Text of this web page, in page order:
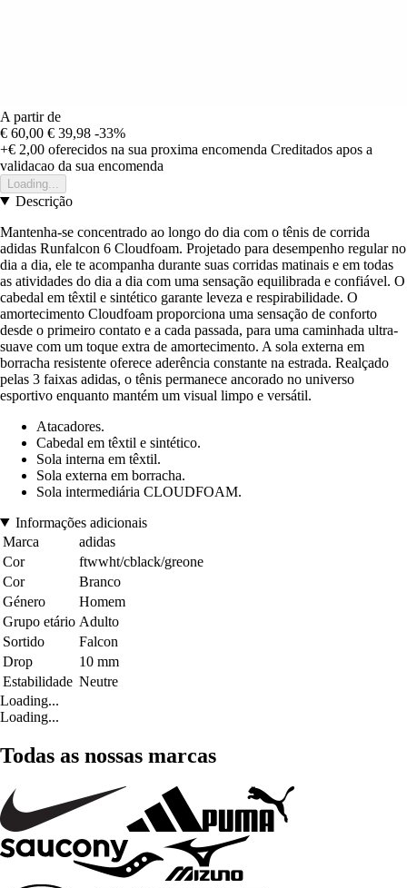
A partir de
€ 60,00 € 39,98 -33%
+€ 2,00 oferecidos na sua proxima encomenda Creditados apos a
validacao da sua encomenda
Loading...
Descrição
Mantenha-se concentrado ao longo do dia com o tênis de corrida
adidas Runfalcon 6 Cloudfoam. Projetado para desempenho regular no
dia a dia, ele te acompanha durante suas corridas matinais e em todas
as atividades do dia a dia com uma sensação equilibrada e confiável. O
cabedal em têxtil e sintético garante leveza e respirabilidade. O
amortecimento Cloudfoam proporciona uma sensação de conforto
desde o primeiro contato e a cada passada, para uma caminhada ultra-
suave com um toque extra de amortecimento. A sola externa em
borracha resistente oferece aderência constante na estrada. Realçado
pelas 3 faixas adidas, o tênis permanece ancorado no universo
esportivo enquanto mantém um visual limpo e versátil.
Atacadores.
Cabedal em têxtil e sintético.
Sola interna em têxtil.
Sola externa em borracha.
Sola intermediária CLOUDFOAM.
Informações adicionais
Marca
adidas
Cor
ftwwht/cblack/greone
Cor
Branco
Género
Homem
Grupo etário Adulto
Sortido
Falcon
Drop
10 mm
Estabilidade Neutre
Loading...
Loading...
Todas as nossas marcas